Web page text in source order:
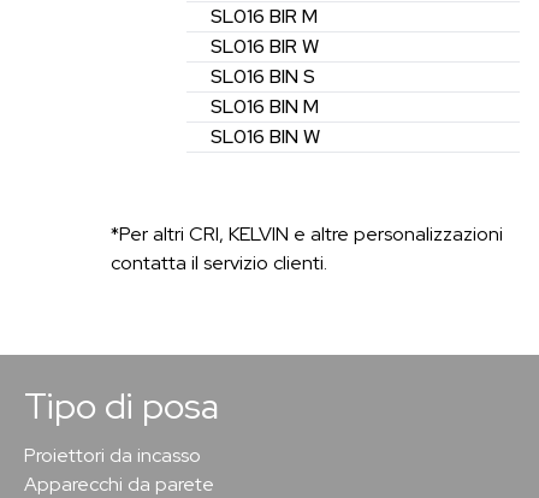
SL016 BIR M
SL016 BIR W
SL016 BIN S
SL016 BIN M
SL016 BIN W
*Per altri CRI, KELVIN e altre personalizzazioni
contatta il servizio clienti.
Tipo di posa
Proiettori da incasso
Apparecchi da parete